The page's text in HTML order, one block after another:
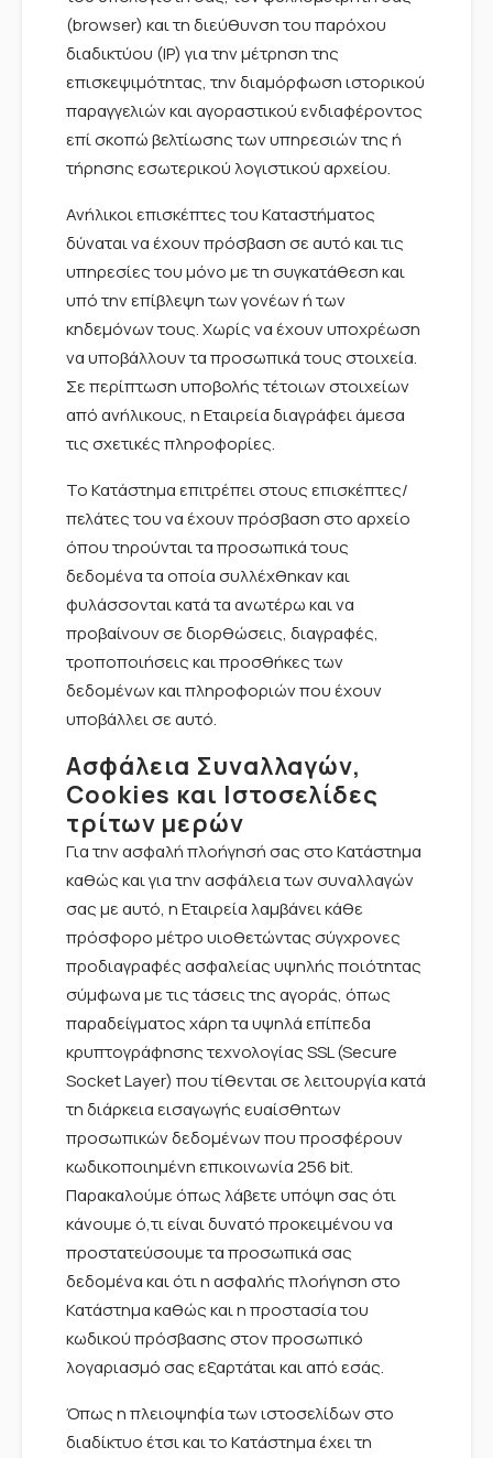
(browser) και τη διεύθυνση του παρόχου
διαδικτύου (IP) για την μέτρηση της
επισκεψιμότητας, την διαμόρφωση ιστορικού
παραγγελιών και αγοραστικού ενδιαφέροντος
επί σκοπώ βελτίωσης των υπηρεσιών της ή
τήρησης εσωτερικού λογιστικού αρχείου.
Ανήλικοι επισκέπτες του Καταστήματος
δύναται να έχουν πρόσβαση σε αυτό και τις
υπηρεσίες του μόνο με τη συγκατάθεση και
υπό την επίβλεψη των γονέων ή των
κηδεμόνων τους. Χωρίς να έχουν υποχρέωση
να υποβάλλουν τα προσωπικά τους στοιχεία.
Σε περίπτωση υποβολής τέτοιων στοιχείων
από ανήλικους, η Εταιρεία διαγράφει άμεσα
τις σχετικές πληροφορίες.
Το Κατάστημα επιτρέπει στους επισκέπτες/
πελάτες του να έχουν πρόσβαση στο αρχείο
όπου τηρούνται τα προσωπικά τους
δεδομένα τα οποία συλλέχθηκαν και
φυλάσσονται κατά τα ανωτέρω και να
προβαίνουν σε διορθώσεις, διαγραφές,
τροποποιήσεις και προσθήκες των
δεδομένων και πληροφοριών που έχουν
υποβάλλει σε αυτό.
Ασφάλεια Συναλλαγών,
Cookies και Ιστοσελίδες
τρίτων μερών
Για την ασφαλή πλοήγησή σας στο Κατάστημα
καθώς και για την ασφάλεια των συναλλαγών
σας με αυτό, η Εταιρεία λαμβάνει κάθε
πρόσφορο μέτρο υιοθετώντας σύγχρονες
προδιαγραφές ασφαλείας υψηλής ποιότητας
σύμφωνα με τις τάσεις της αγοράς, όπως
παραδείγματος χάρη τα υψηλά επίπεδα
κρυπτογράφησης τεχνολογίας SSL (Secure
Socket Layer) που τίθενται σε λειτουργία κατά
τη διάρκεια εισαγωγής ευαίσθητων
προσωπικών δεδομένων που προσφέρουν
κωδικοποιημένη επικοινωνία 256 bit.
Παρακαλούμε όπως λάβετε υπόψη σας ότι
κάνουμε ό,τι είναι δυνατό προκειμένου να
προστατεύσουμε τα προσωπικά σας
δεδομένα και ότι η ασφαλής πλοήγηση στο
Κατάστημα καθώς και η προστασία του
κωδικού πρόσβασης στον προσωπικό
λογαριασμό σας εξαρτάται και από εσάς.
Όπως η πλειοψηφία των ιστοσελίδων στο
διαδίκτυο έτσι και το Κατάστημα έχει τη